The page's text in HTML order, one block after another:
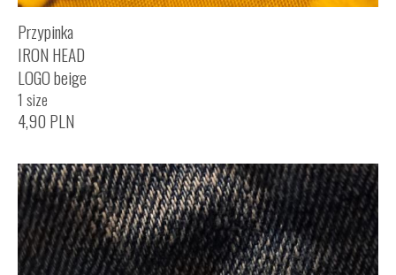
Przypinka
IRON HEAD
LOGO beige
1 size
4,90 PLN